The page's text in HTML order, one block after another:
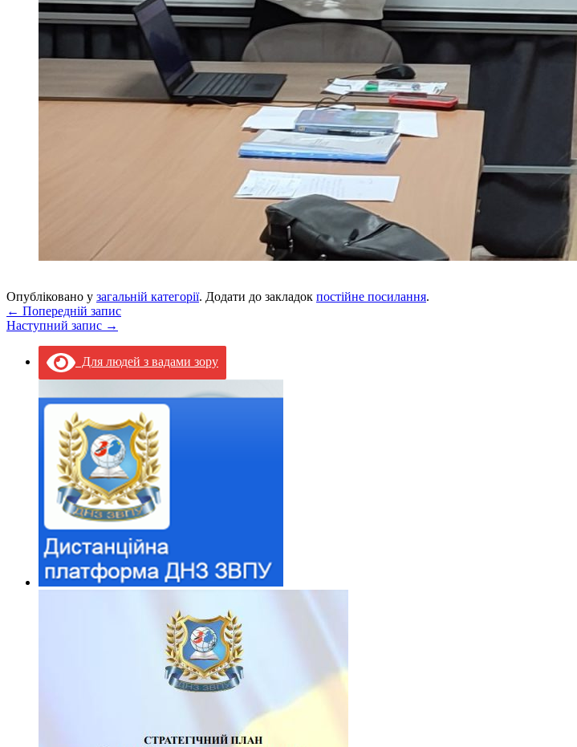
Опубліковано у загальній категорії. Додати до закладок постійне посилання.
← Попередній запис
Наступний запис →
Для людей з вадами зору